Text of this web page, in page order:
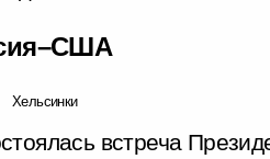
Хельсинки
встреча